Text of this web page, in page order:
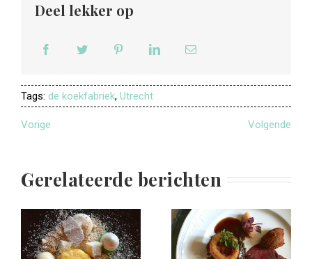
Deel lekker op
Tags: de koekfabriek, Utrecht
Vorige Volgende
Gerelateerde berichten